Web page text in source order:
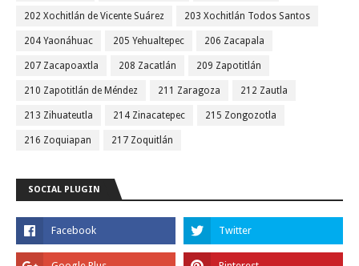
202 Xochitlán de Vicente Suárez 203 Xochitlán Todos Santos
204 Yaonáhuac 205 Yehualtepec 206 Zacapala
207 Zacapoaxtla 208 Zacatlán 209 Zapotitlán
210 Zapotitlán de Méndez 211 Zaragoza 212 Zautla
213 Zihuateutla 214 Zinacatepec 215 Zongozotla
216 Zoquiapan 217 Zoquitlán
SOCIAL PLUGIN